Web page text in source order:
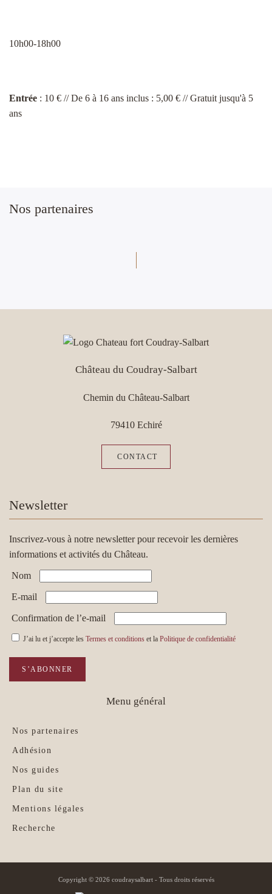
10h00-18h00
Entrée : 10 € // De 6 à 16 ans inclus : 5,00 € // Gratuit jusqu'à 5
ans
Nos partenaires
Château du Coudray-Salbart
Chemin du Château-Salbart
79410 Echiré
CONTACT
Newsletter
Inscrivez-vous à notre newsletter pour recevoir les dernières
informations et activités du Château.
Nom
E-mail
Confirmation de l’e-mail
J’ai lu et j’accepte les Termes et conditions et la Politique de confidentialité
S’ABONNER
Menu général
Nos partenaires
Adhésion
Nos guides
Plan du site
Mentions légales
Recherche
Copyright © 2026 coudraysalbart - Tous droits réservés